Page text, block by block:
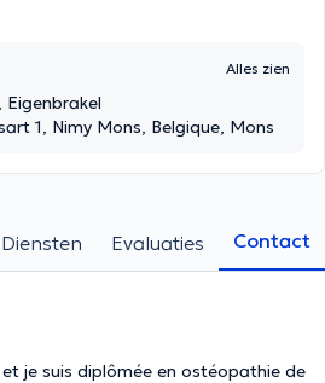
Alles zien
Eigenbrakel
1, Nimy Mons, Belgique, Mons
Diensten Evaluaties Contact
et je suis diplômée en ostéopathie de